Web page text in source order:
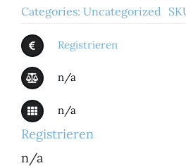
Categories: Uncategorized
Registrieren
n/a
n/a
Registrieren
n/a